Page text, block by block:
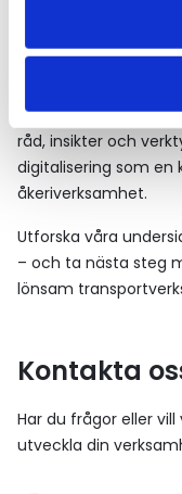
möjligheterna med
klimatrapportering –
kunskapsbankens
råd, insikter och
digitalisering som en
åkeriverksamhet.
Utforska våra
– och ta nästa steg
lönsam
Kontakta
Har du frågor eller
utveckla din